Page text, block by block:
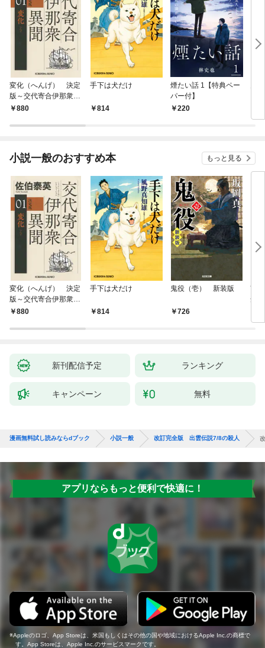
変化（へんげ） 決定
版～交代寄合伊那衆異
聞（1）～
880
手下は犬だけ
814
煙たい話 1【特典ペー
パー付】
220
小説一般のおすすめ本 もっと見る
変化（へんげ） 決定
版～交代寄合伊那衆異
聞（1）～
880
手下は犬だけ
814
鬼役（壱） 新装版
726
南
舟
新刊配信予定 ランキング
キャンペーン 無料
漫画無料試し読みならdブック 小説一般 改訂完全版 出雲伝説7/8の殺人
アプリならもっと便利で快適に！
Appleのロゴ、App Storeは、米国もしくはその他の国や地域におけるApple Inc.の商標で
す。App Storeは、Apple Inc.のサービスマークです。